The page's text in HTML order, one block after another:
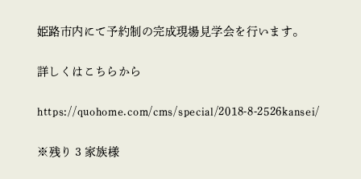
姫路市内にて予約制の完成現場見学会を行います。
詳しくはこちらから
https://quohome.com/cms/special/2018-8-2526kansei/
※残り３家族様